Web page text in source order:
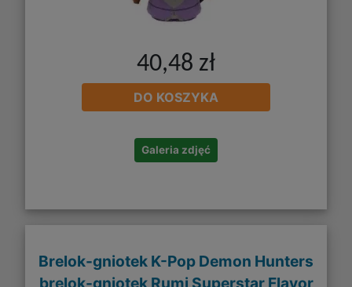
40,48 zł
DO KOSZYKA
Galeria zdjęć
Brelok-gniotek K-Pop Demon Hunters
brelok-gniotek Rumi Superstar Flavor